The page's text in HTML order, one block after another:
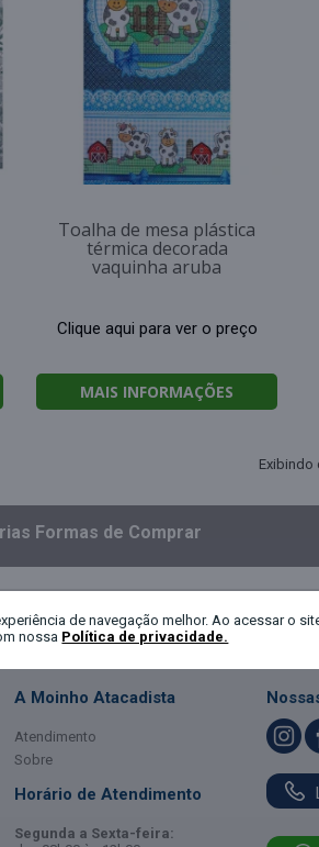
Toalha de mesa plástica
térmica decorada
vaquinha aruba
Clique aqui para ver o preço
MAIS INFORMAÇÕES
Exibindo
Formas de Comprar
de navegação melhor. Ao acessar o
nossa Política de privacidade.
A Moinho Atacadista
Atendimento
Sobre
Horário de Atendimento
Segunda a Sexta-feira: